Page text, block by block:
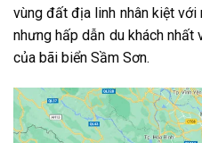
vùng đất địa linh nhân kiệt
nhưng hấp dẫn du khách
của bãi biển Sầm Sơn.